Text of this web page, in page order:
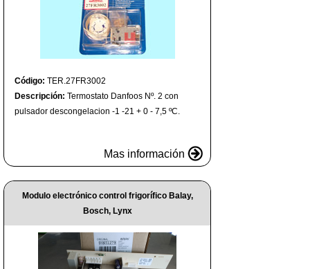
Código: TER.27FR3002
Descripción: Termostato Danfoos Nº. 2 con
pulsador descongelacion -1 -21 + 0 - 7,5 ºC.
Mas información
Modulo electrónico control frigorífico Balay,
Bosch, Lynx